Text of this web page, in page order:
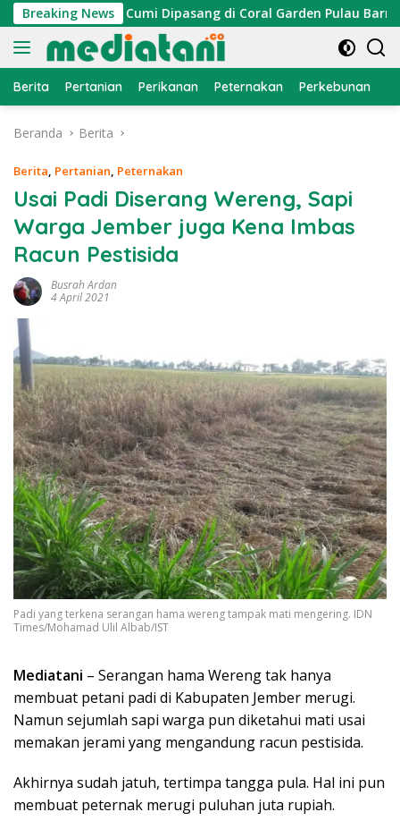
Langsung
ke
konten
Breaking News
Atraktor Cumi Dipasang di Coral Garden Pulau Barrang Caddi
Berita Pertanian Perikanan Peternakan Perkebunan
Beranda Berita
Berita, Pertanian, Peternakan
Usai Padi Diserang Wereng, Sapi
Warga Jember juga Kena Imbas
Racun Pestisida
Busrah Ardan
4 April 2021
Padi yang terkena serangan hama wereng tampak mati mengering. IDN
Times/Mohamad Ulil Albab/IST
Mediatani – Serangan hama Wereng tak hanya
membuat petani padi di Kabupaten Jember merugi.
Namun sejumlah sapi warga pun diketahui mati usai
memakan jerami yang mengandung racun pestisida.
Akhirnya sudah jatuh, tertimpa tangga pula. Hal ini pun
membuat peternak merugi puluhan juta rupiah.